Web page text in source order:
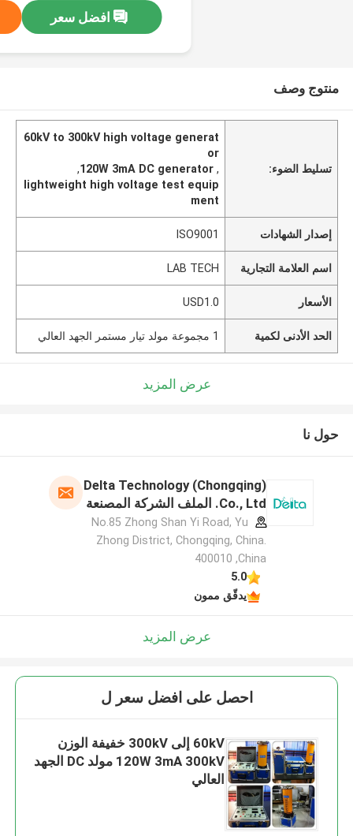
افضل سعر
منتوج وصف
تسليط الضوء:
60kV to 300kV high voltage generat
or
,
120W 3mA DC generator
,
lightweight high voltage test equip
ment
إصدار الشهادات ISO9001
اسم العلامة التجارية LAB TECH
الأسعار USD1.0
الحد الأدنى لكمية 1 مجموعة مولد تيار مستمر الجهد العالي
عرض المزيد
حول نا
Delta Technology (Chongqing)
Co., Ltd. الملف الشركة المصنعة
No.85 Zhong Shan Yi Road, Yu
Zhong District, Chongqing, China.
400010 ,China
5.0
يدقّق ممون
عرض المزيد
احصل على افضل سعر ل
60kV إلى 300kV خفيفة الوزن
120W 3mA 300kV مولد DC الجهد
العالي